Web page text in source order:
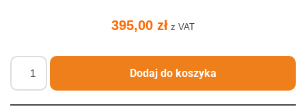
395,00 zł z VAT
Dodaj do koszyka